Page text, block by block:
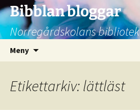
Bibblan bloggar
Norregårdskolans bibliotek
Meny
Etikettarkiv: lättläst